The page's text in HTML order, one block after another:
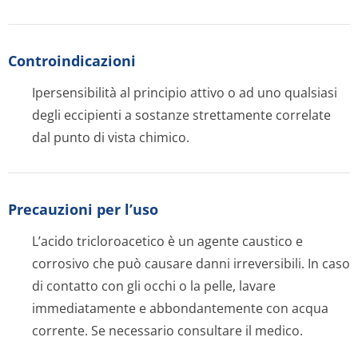
Controindicazioni
Ipersensibilità al principio attivo o ad uno qualsiasi
degli eccipienti a sostanze strettamente correlate
dal punto di vista chimico.
Precauzioni per l’uso
L’acido tricloroacetico è un agente caustico e
corrosivo che può causare danni irreversibili. In caso
di contatto con gli occhi o la pelle, lavare
immediatamente e abbondantemente con acqua
corrente. Se necessario consultare il medico.